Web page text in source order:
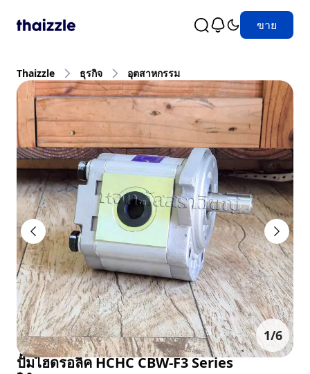
ขาย
Thaizzle ธุรกิจ อุตสาหกรรม
1/6
ปั๊มไฮดรอลิค HCHC CBW-F3 Series